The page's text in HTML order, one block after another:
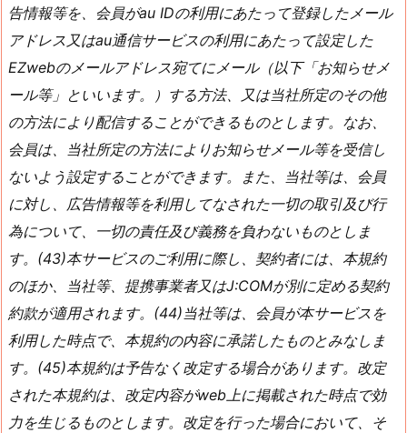
告情報等を、会員がau IDの利用にあたって登録したメール
アドレス又はau通信サービスの利用にあたって設定した
EZwebのメールアドレス宛てにメール（以下「お知らせメ
ール等」といいます。）する方法、又は当社所定のその他
の方法により配信することができるものとします。なお、
会員は、当社所定の方法によりお知らせメール等を受信し
ないよう設定することができます。また、当社等は、会員
に対し、広告情報等を利用してなされた一切の取引及び行
為について、一切の責任及び義務を負わないものとしま
す。(43)本サービスのご利用に際し、契約者には、本規約
のほか、当社等、提携事業者又はJ:COMが別に定める契約
約款が適用されます。(44)当社等は、会員が本サービスを
利用した時点で、本規約の内容に承諾したものとみなしま
す。(45)本規約は予告なく改定する場合があります。改定
された本規約は、改定内容がweb上に掲載された時点で効
力を生じるものとします。改定を行った場合において、そ